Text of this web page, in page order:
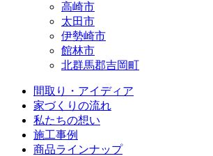
高崎市
太田市
伊勢崎市
館林市
北群馬郡吉岡町
間取り・アイディア
家づくりの流れ
私たちの想い
施工事例
商品ラインナップ